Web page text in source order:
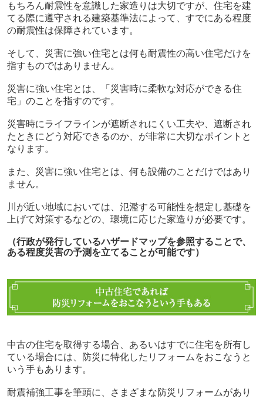
もちろん耐震性を意識した家造りは大切ですが、住宅を建
てる際に遵守される建築基準法によって、すでにある程度
の耐震性は保障されています。
そして、災害に強い住宅とは何も耐震性の高い住宅だけを
指すものではありません。
災害に強い住宅とは、「災害時に柔軟な対応ができる住
宅」のことを指すのです。
災害時にライフラインが遮断されにくい工夫や、遮断され
たときにどう対応できるのか、が非常に大切なポイントと
なります。
また、災害に強い住宅とは、何も設備のことだけではあり
ません。
川が近い地域においては、氾濫する可能性を想定し基礎を
上げて対策するなどの、環境に応じた家造りが必要です。
（行政が発行しているハザードマップを参照することで、
ある程度災害の予測を立てることが可能です）
中古の住宅を取得する場合、あるいはすでに住宅を所有し
ている場合には、防災に特化したリフォームをおこなうと
いう手もあります。
耐震補強工事を筆頭に、さまざまな防災リフォームがあり